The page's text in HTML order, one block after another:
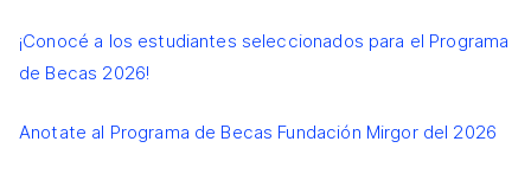
¡Conocé a los estudiantes seleccionados para el Programa
de Becas 2026!
Anotate al Programa de Becas Fundación Mirgor del 2026